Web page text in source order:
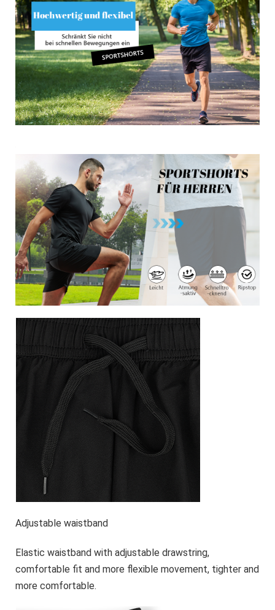
Adjustable waistband
Elastic waistband with adjustable drawstring,
comfortable fit and more flexible movement, tighter and
more comfortable.